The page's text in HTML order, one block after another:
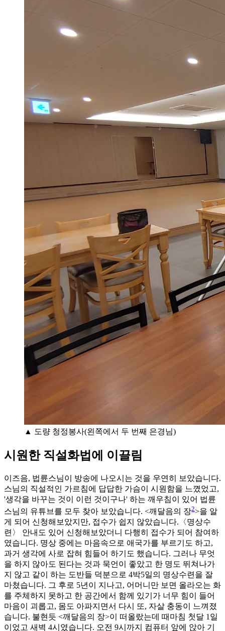
▲ 도량 청정봉사(왼쪽에서 두 번째 은경님)
시원한 직설화법에 이끌림
이즈음, 법륜스님이 방송에 나오시는 것을 우연히 보았습니다.
스님의 직설적인 가르침에 답답한 가슴이 시원함을 느꼈었고,
'생각을 바꾸는 것이 이런 것이구나' 하는 깨우침이 있어 법륜
스님의 유튜브를 모두 찾아 보았습니다. <깨달음의 장2>을 알
게 되어 신청해보았지만, 접수가 쉽지 않았습니다.〈명상수
련〉 안내도 있어 신청해보았더니 다행히 접수가 되어 참여하
였습니다. 명상 중에는 마음속으로 애국가를 부르기도 하고,
과거 생각에 사로 잡혀 힘들어 하기도 했습니다. 그러나 무엇
을 하지 않아도 된다는 것과 묵언이 좋았고 한 명도 뛰쳐나가
지 않고 같이 하는 도반들 덕분으로 4박5일의 명상수련을 잘
마쳤습니다. 그 후로 5년이 지나고, 어머니만 보면 올라오는 화
를 주체하지 못하고 한 공간에서 함께 있기가 너무 힘이 들어
마음이 괴롭고, 몸도 아파지면서 다시 또, 자살 충동이 느껴졌
습니다. 불현듯 <깨달음의 장>이 떠올랐는데 때마침 첫달 1일
이었고 새벽 4시였습니다. 오전 9시까지 컴퓨터 앞에 앉아 기